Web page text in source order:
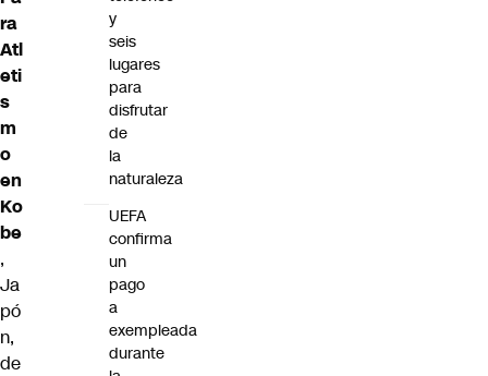
ra
Atl
eti
s
m
o
en
Ko
be
,
Ja
pó
n,
de
y
seis
lugares
para
disfrutar
de
la
naturaleza
UEFA
confirma
un
pago
a
exempleada
durante